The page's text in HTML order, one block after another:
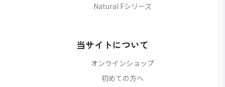
Natural Fシリーズ
当サイトについて
オンラインショップ
初めての方へ